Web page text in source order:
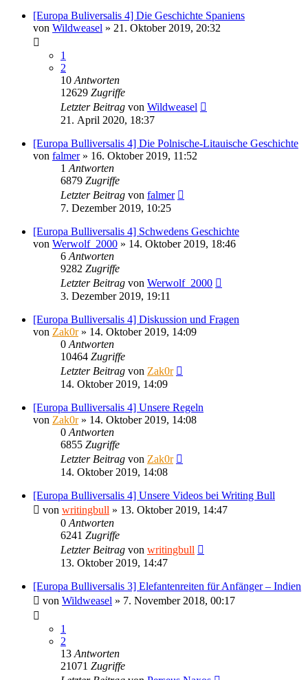
[Europa Buliversalis 4] Die Geschichte Spaniens
von Wildweasel » 21. Oktober 2019, 20:32
1
2
10 Antworten
12629 Zugriffe
Letzter Beitrag von Wildweasel
21. April 2020, 18:37
[Europa Bulliversalis 4] Die Polnische-Litauische Geschichte
von falmer» 16. Oktober 2019, 11:52
1 Antworten
6879 Zugriffe
Letzter Beitrag von falmer
7. Dezember 2019, 10:25
[Europa Bulliversalis 4] Schwedens Geschichte
von Werwolf_2000 » 14. Oktober 2019, 18:46
6 Antworten
9282 Zugriffe
Letzter Beitrag von Werwolf_2000
3. Dezember 2019, 19:11
[Europa Bulliversalis 4] Diskussion und Fragen
von Zak0r» 14. Oktober 2019, 14:09
0 Antworten
10464 Zugriffe
Letzter Beitrag von Zak0r
14. Oktober 2019, 14:09
[Europa Bulliversalis 4] Unsere Regeln
von Zak0r» 14. Oktober 2019, 14:08
0 Antworten
6855 Zugriffe
Letzter Beitrag von Zak0r
14. Oktober 2019, 14:08
[Europa Bulliversalis 4] Unsere Videos bei Writing Bull
von writingbull » 13. Oktober 2019, 14:47
0 Antworten
6241 Zugriffe
Letzter Beitrag von writingbull
13. Oktober 2019, 14:47
[Europa Bulliversalis 3] Elefantenreiten für Anfänger – Indien
von Wildweasel » 7. November 2018, 00:17
1
2
13 Antworten
21071 Zugriffe